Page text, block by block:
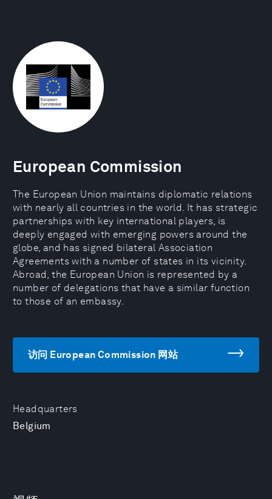
Headquarters
Belgium
European Commission
The European Union maintains diplomatic relations
with nearly all countries in the world. It has strategic
partnerships with key international players, is
deeply engaged with emerging powers around the
globe, and has signed bilateral Association
Agreements with a number of states in its vicinity.
Abroad, the European Union is represented by a
number of delegations that have a similar function
to those of an embassy.
访问 European Commission 网站